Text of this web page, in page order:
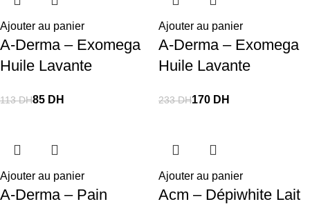
Ajouter au panier
A-Derma – Exomega
Huile Lavante
Grattage 200 Ml
113DH85 DH
Ajouter au panier
A-Derma – Exomega
Huile Lavante
Grattage 500 Ml
233DH170 DH
Ajouter au panier
A-Derma – Pain
Ajouter au panier
Acm – Dépiwhite Lait